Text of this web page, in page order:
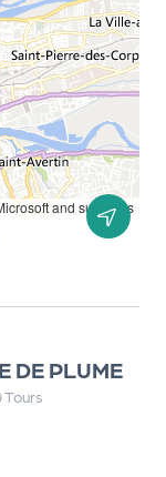
and suppliers
DE PLUME
Tours